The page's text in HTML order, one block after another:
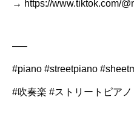
→ https://www.tiktok.com/
—–
#piano #streetpiano
#吹奏楽 #ストリートピアノ